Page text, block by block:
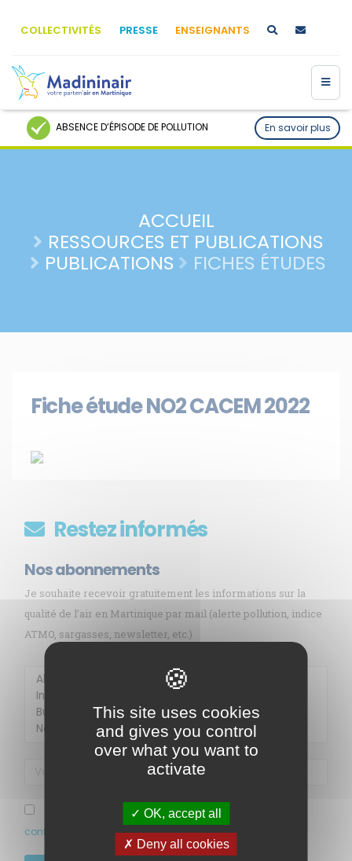
COLLECTIVITÉS PRESSE ENSEIGNANTS
ABSENCE D’ÉPISODE DE POLLUTION En savoir plus
ACCUEIL
RESSOURCES ET PUBLICATIONS
PUBLICATIONS
FICHES ÉTUDES
Fiche étude NO2 CACEM 2022
Restez informés
Nos abonnements
Je souhaite recevoir gratuitement les informations sur la
qualité de l’air en Martinique par mail (alerte pollution, indice
ATMO, sargasses, newsletter, etc.)
J’ai pris connaissance et accepte la politique de
confidentialité de ce site
Membre de Agréé par
MENU
This site uses cookies
and gives you control
over what you want to
activate
OK, accept all
Deny all cookies